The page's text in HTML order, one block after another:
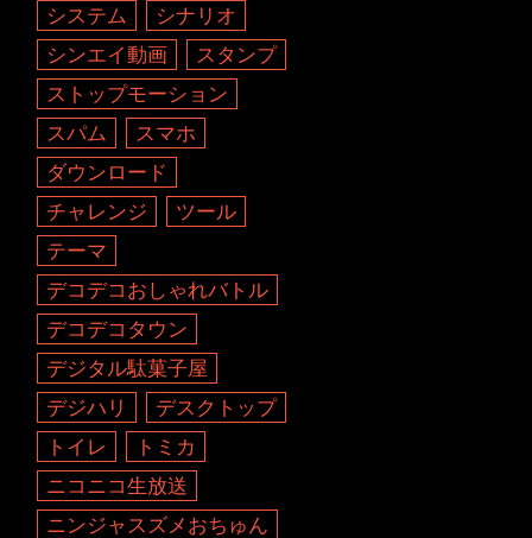
システム
シナリオ
シンエイ動画
スタンプ
ストップモーション
スパム
スマホ
ダウンロード
チャレンジ
ツール
テーマ
デコデコおしゃれバトル
デコデコタウン
デジタル駄菓子屋
デジハリ
デスクトップ
トイレ
トミカ
ニコニコ生放送
ニンジャスズメおちゅん